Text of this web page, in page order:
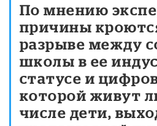
По мнению
причины
разрыве между
школы в ее
статусе и
которой живут
числе дети,